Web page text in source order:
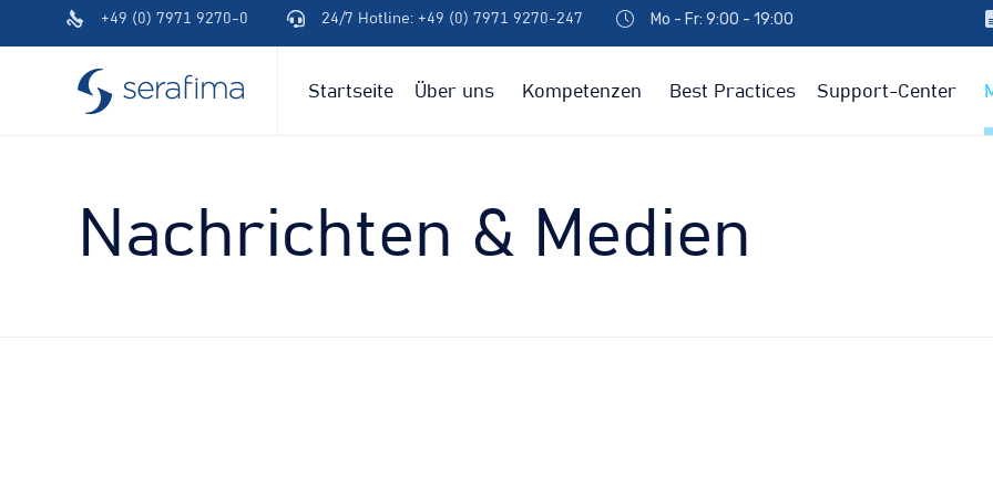
(+49)
791
94600-
+49 (0) 7971 9270-0
(+49)
791
24/7 Hotline: +49 (0) 7971 9270-247 Mo - Fr: 9:00 - 19:00
Startseite Über uns Kompetenzen Best Practices Support-Center
Nachrichten & Medien